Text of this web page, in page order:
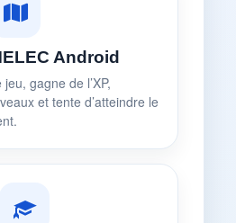
Android
gagne de l’XP,
et tente d’atteindre le